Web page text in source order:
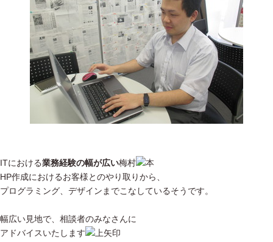
ITにおける業務経験の幅が広い梅村
HP作成におけるお客様とのやり取りから、
プログラミング、デザインまでこなしているそうです。
幅広い見地で、相談者のみなさんに
アドバイスいたします